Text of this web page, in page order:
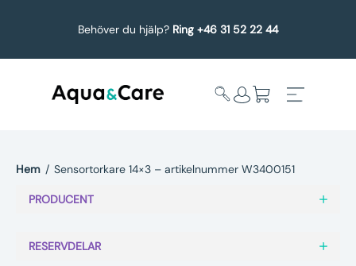
Behöver du hjälp? Ring +46 31 52 22 44
undermeny
Hem / Sensortorkare 14×3 – artikelnummer W3400151
PRODUCENT
RESERVDELAR